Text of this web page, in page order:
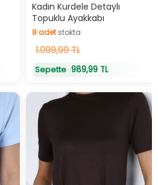
Hızlı Teslimat
Kadın Kurdele Detaylı
Topuklu Ayakkabı
8adetstokta
8adetstokta
1.099,99 TL
Sepette 989,99 TL